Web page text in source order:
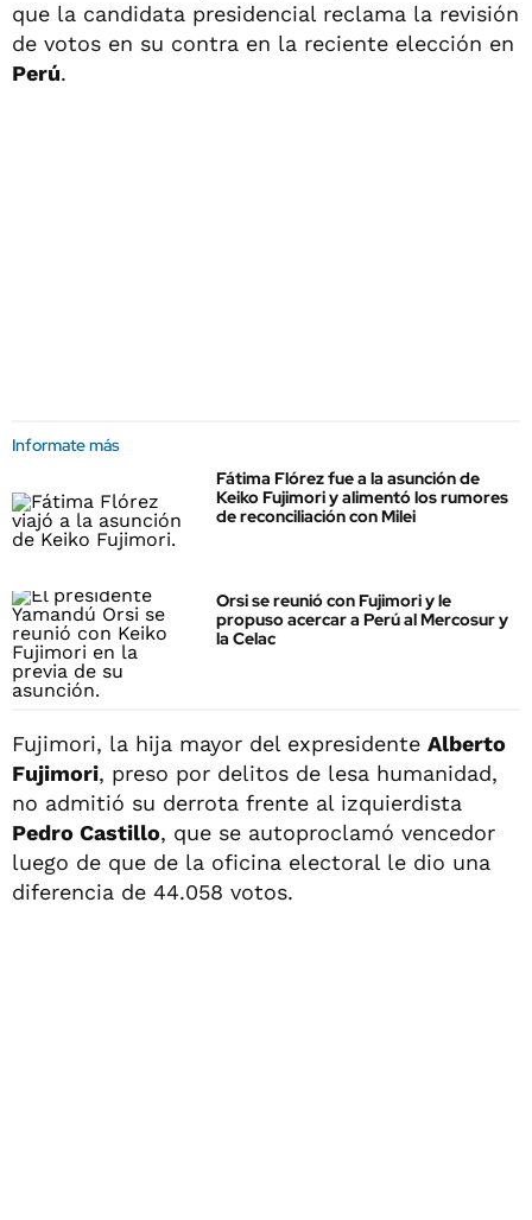
que la candidata presidencial reclama la revisión
de votos en su contra en la reciente elección en
Perú.
Informate más
Fátima Flórez fue a la asunción de
Keiko Fujimori y alimentó los rumores
de reconciliación con Milei
Orsi se reunió con Fujimori y le
propuso acercar a Perú al Mercosur y
la Celac
Fujimori, la hija mayor del expresidente Alberto
Fujimori, preso por delitos de lesa humanidad,
no admitió su derrota frente al izquierdista
Pedro Castillo, que se autoproclamó vencedor
luego de que de la oficina electoral le dio una
diferencia de 44.058 votos.